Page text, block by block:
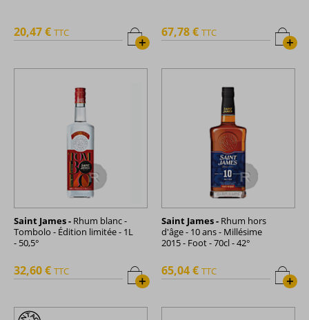
+
20,47 € TTC
+
67,78 € TTC
Saint James - Rhum blanc -
Tombolo - Édition limitée - 1L
- 50,5°
+
32,60 € TTC
Saint James - Rhum hors
d'âge - 10 ans - Millésime
2015 - Foot - 70cl - 42°
+
65,04 € TTC